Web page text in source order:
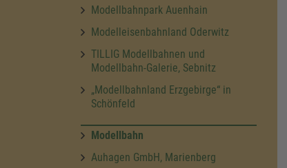
Modellbahnpark Auenhain
Modelleisenbahnland Oderwitz
TILLIG Modellbahnen und
Modellbahn-Galerie, Sebnitz
„Modellbahnland Erzgebirge“ in
Schönfeld
Modellbahn
Auhagen GmbH, Marienberg